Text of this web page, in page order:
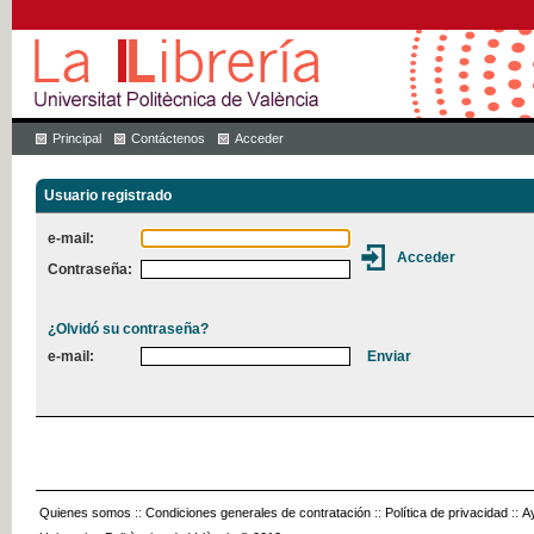
Principal Contáctenos Acceder
Usuario registrado
e-mail:
Contraseña:
¿Olvidó su contraseña?
e-mail:
Quienes somos :: Condiciones generales de contratación :: Política de privacidad ::